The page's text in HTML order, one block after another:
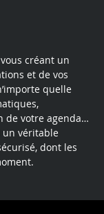
créant un
et de vos
quelle
de votre agenda…
un véritable
dont les